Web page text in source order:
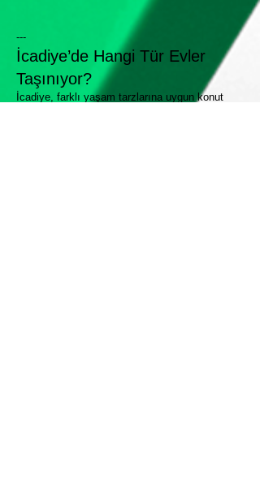
---
İcadiye’de Hangi Tür Evler
Taşınıyor?
İcadiye, farklı yaşam tarzlarına uygun konut